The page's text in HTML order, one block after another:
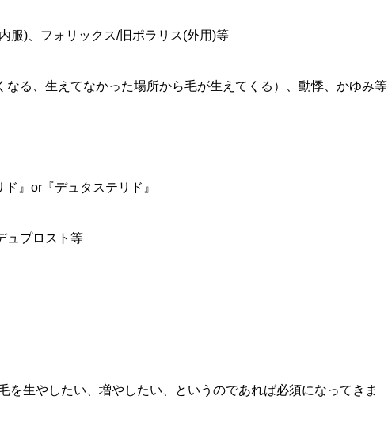
服)、フォリックス/旧ポラリス(外用)等
なる、生えてなかった場所から毛が生えてくる）、動悸、かゆみ等
』or『デュタステリド』
ュプロスト等
を生やしたい、増やしたい、というのであれば必須になってきま